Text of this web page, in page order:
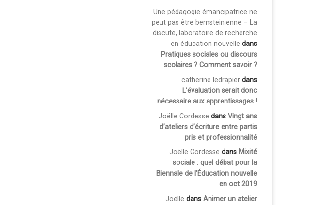
Une pédagogie émancipatrice ne
peut pas être bernsteinienne – La
discute, laboratoire de recherche
en éducation nouvelle dans
Pratiques sociales ou discours
scolaires ? Comment savoir ?
catherine ledrapier dans
L’évaluation serait donc
nécessaire aux apprentissages !
Joëlle Cordesse dans Vingt ans
d’ateliers d’écriture entre partis
pris et professionnalité
Joëlle Cordesse dans Mixité
sociale : quel débat pour la
Biennale de l’Éducation nouvelle
en oct 2019
Joëlle dans Animer un atelier